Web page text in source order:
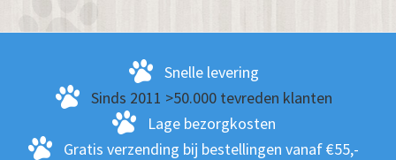
Snelle levering
Sinds 2011 >50.000 tevreden klanten
Lage bezorgkosten
Gratis verzending bij bestellingen vanaf €55,-